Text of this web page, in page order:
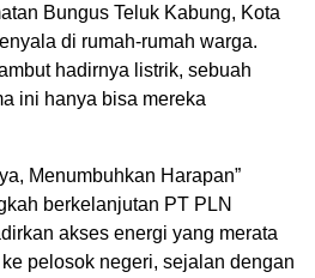
Bungus Teluk Kabung, Kota
di rumah-rumah warga.
hadirnya listrik, sebuah
ini hanya bisa mereka
Menumbuhkan Harapan”
berkelanjutan PT PLN
akses energi yang merata
pelosok negeri, sejalan dengan